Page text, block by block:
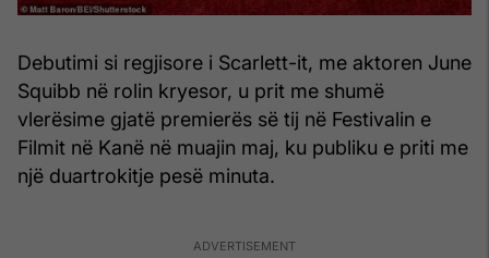
Debutimi si regjisore i Scarlett-it, me aktoren June
Squibb në rolin kryesor, u prit me shumë
vlerësime gjatë premierës së tij në Festivalin e
Filmit në Kanë në muajin maj, ku publiku e priti me
një duartrokitje pesë minuta.